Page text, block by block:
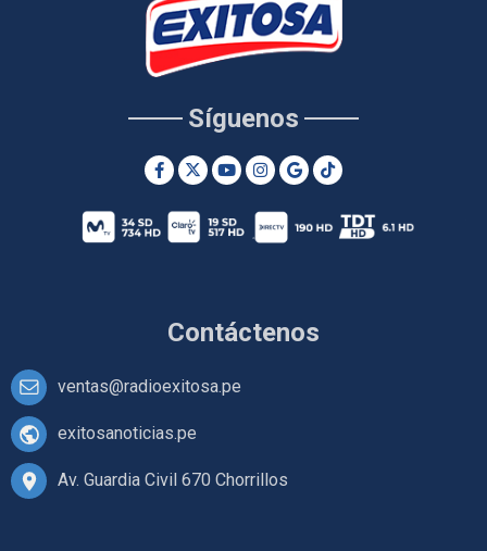
Contáctenos
ventas@radioexitosa.pe
exitosanoticias.pe
Av. Guardia Civil 670 Chorrillos
Síguenos